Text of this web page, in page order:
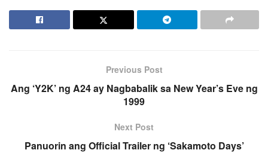
Previous Post
Ang ‘Y2K’ ng A24 ay Nagbabalik sa New Year’s Eve ng
1999
Next Post
Panuorin ang Official Trailer ng ‘Sakamoto Days’